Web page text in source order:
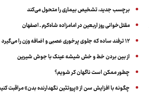
برچسب جدید، تشخیص بیماری را متحول می‌کند
مقتل‌خوانی روز اربعین در امامزاده شاه‌کرم ـ اصفهان
۱۲ ترفند ساده که جلوی پرخوری عصبی و اضافه ‌وزن را می‌گیرد
از بین بردن خط و خش شیشه عینک با جوش شیرین
چطور ممکن است ناگهان کر شویم؟
چگونه با افزایش سن از «پروتئین نگهدارنده بدن» مراقبت